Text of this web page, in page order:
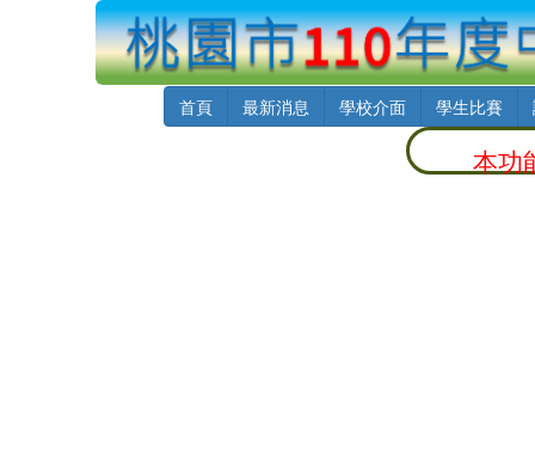
首頁 最新消息 學校介面 學生比賽
本功